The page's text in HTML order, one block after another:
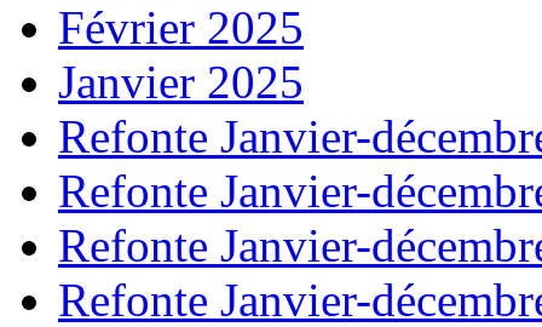
Février 2025
Janvier 2025
Refonte Janvier-
Refonte Janvier-
Refonte Janvier-
Refonte Janvier-